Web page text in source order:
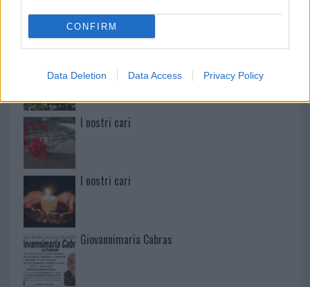
CONFIRM
Data Deletion Data Access Privacy Policy
I nostri cari
I nostri cari
Giovannimaria Cabras